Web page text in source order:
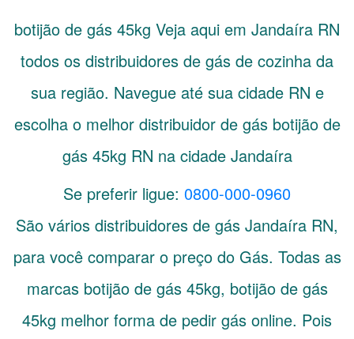
botijão de gás 45kg Veja aqui em Jandaíra RN
todos os distribuidores de gás de cozinha da
sua região. Navegue até sua cidade RN e
escolha o melhor distribuidor de gás botijão de
gás 45kg RN na cidade Jandaíra
Se preferir ligue: 0800-000-0960
São vários distribuidores de gás Jandaíra RN,
para você comparar o preço do Gás. Todas as
marcas botijão de gás 45kg, botijão de gás
45kg melhor forma de pedir gás online. Pois